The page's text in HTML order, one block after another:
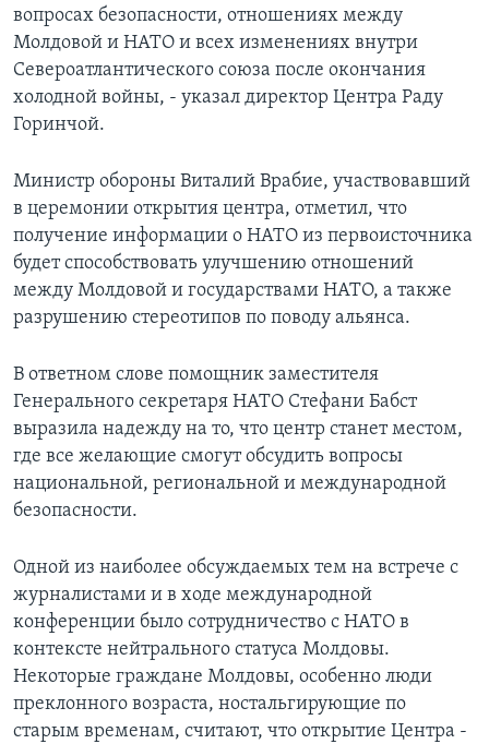
Языки
вопросах безопасности, отношениях между
Молдовой и НАТО и всех изменениях внутри
Североатлантического союза после окончания
холодной войны, - указал директор Центра Раду
Горинчой.
Министр обороны Виталий Врабие, участвовавший
в церемонии открытия центра, отметил, что
получение информации о НАТО из первоисточника
будет способствовать улучшению отношений
между Молдовой и государствами НАТО, а также
разрушению стереотипов по поводу альянса.
В ответном слове помощник заместителя
Генерального секретаря НАТО Стефани Бабст
выразила надежду на то, что центр станет местом,
где все желающие смогут обсудить вопросы
национальной, региональной и международной
безопасности.
Одной из наиболее обсуждаемых тем на встрече с
журналистами и в ходе международной
конференции было сотрудничество с НАТО в
контексте нейтрального статуса Молдовы.
Некоторые граждане Молдовы, особенно люди
преклонного возраста, ностальгирующие по
старым временам, считают, что открытие Центра -